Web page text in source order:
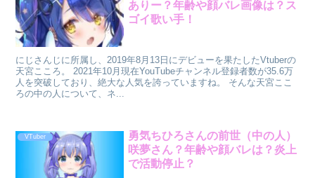
ありー？年齢や顔バレ画像は？ス
ゴイ歌い手！
にじさんじに所属し、2019年8月13日にデビューを果たしたVtuberの
天宮こころ。 2021年10月現在YouTubeチャンネル登録者数が35.6万
人を突破しており、絶大な人気を誇っていますね。 そんな天宮ここ
ろの中の人について、ネ...
VTuber
勇気ちひろさんの前世（中の人）
咲夢さん？年齢や顔バレは？炎上
で活動停止？